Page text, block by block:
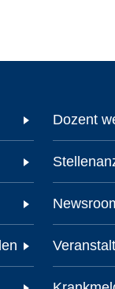
Dozent